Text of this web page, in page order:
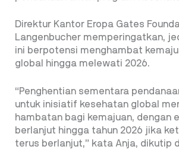
Direktur Kantor Eropa Gates
Langenbucher memperingatkan,
ini berpotensi menghambat
global hingga melewati 2026.
“Penghentian sementara
untuk inisiatif kesehatan global
hambatan bagi kemajuan, dengan
berlanjut hingga tahun 2026 jika
terus berlanjut,” kata Anja, dikutip